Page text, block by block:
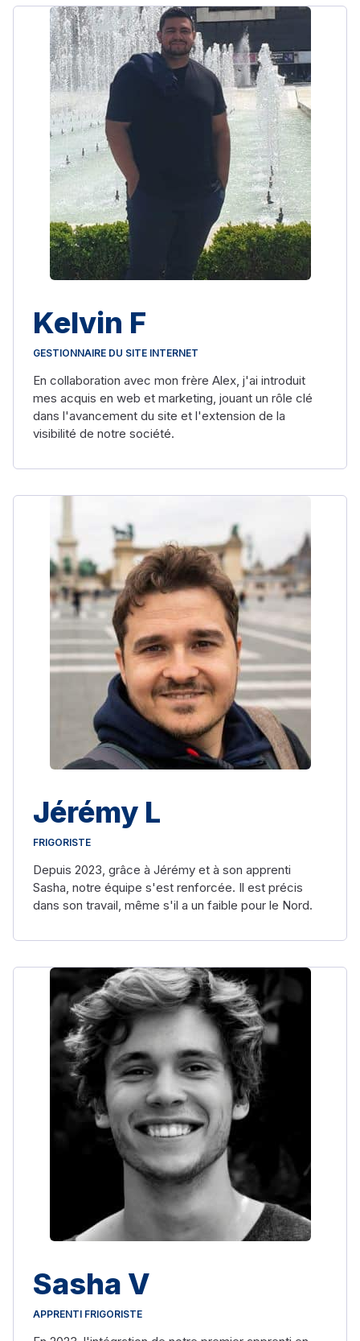
Kelvin F
GESTIONNAIRE DU SITE INTERNET
En collaboration avec mon frère Alex, j'ai introduit
mes acquis en web et marketing, jouant un rôle clé
dans l'avancement du site et l'extension de la
visibilité de notre société.
Jérémy L
FRIGORISTE
Depuis 2023, grâce à Jérémy et à son apprenti
Sasha, notre équipe s'est renforcée. Il est précis
dans son travail, même s'il a un faible pour le Nord.
Sasha V
APPRENTI FRIGORISTE